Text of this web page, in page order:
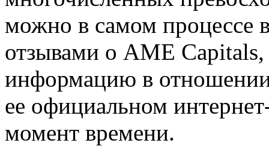
можно в самом процессе
отзывами о AME
информацию в отношении
ее официальном
момент времени.